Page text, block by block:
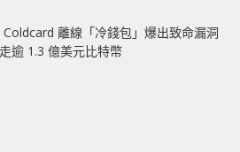
Coldcard 離線「冷錢包」爆出致命漏洞
逾 1.3 億美元比特幣